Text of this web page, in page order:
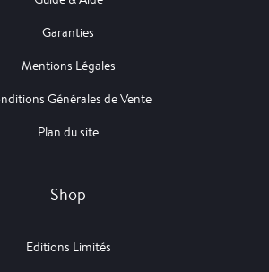
Garanties
Mentions Légales
Générales de Vente
Plan du site
Shop
Editions Limités